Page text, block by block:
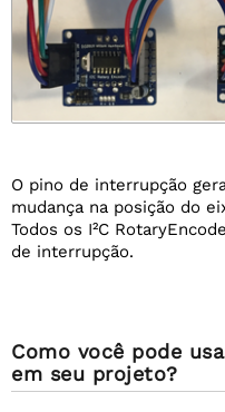
O pino de interrupção
mudança na posição do
Todos os I²C
de interrupção.
Como você pode
em seu projeto?